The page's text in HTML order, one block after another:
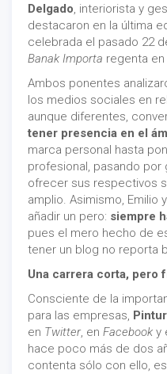
Delgado, interiorista y
destacaron en la última
celebrada el pasado 22
Banak Importa regenta
Ambos ponentes
los medios sociales en
aunque diferentes,
tener presencia en el
marca personal hasta
profesional, pasando por
ofrecer sus respectivos
amplio. Asimismo, Emilio
añadir un pero: siempre
pues el mero hecho de
tener un blog no reporta
Una carrera corta, pero
Consciente de la
para las empresas,
en Twitter, en Facebook y
hace poco más de dos
contenta sólo con ello,